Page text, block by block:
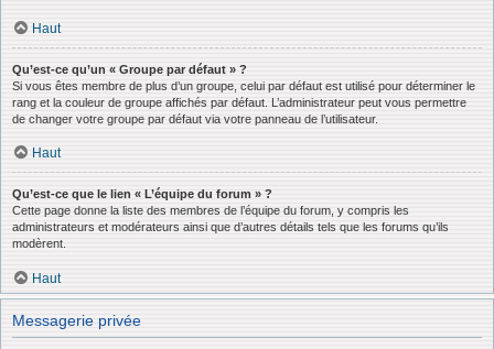
Haut
Qu’est-ce qu’un « Groupe par défaut » ?
Si vous êtes membre de plus d’un groupe, celui par défaut est utilisé pour déterminer le
rang et la couleur de groupe affichés par défaut. L’administrateur peut vous permettre
de changer votre groupe par défaut via votre panneau de l’utilisateur.
Haut
Qu’est-ce que le lien « L’équipe du forum » ?
Cette page donne la liste des membres de l’équipe du forum, y compris les
administrateurs et modérateurs ainsi que d’autres détails tels que les forums qu’ils
modèrent.
Haut
Messagerie privée